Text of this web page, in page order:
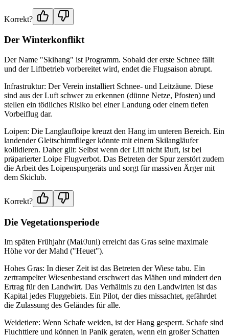
Korrekt?
Der Winterkonflikt
Der Name "Skihang" ist Programm. Sobald der erste Schnee fällt
und der Liftbetrieb vorbereitet wird, endet die Flugsaison abrupt.
Infrastruktur: Der Verein installiert Schnee- und Leitzäune. Diese
sind aus der Luft schwer zu erkennen (dünne Netze, Pfosten) und
stellen ein tödliches Risiko bei einer Landung oder einem tiefen
Vorbeiflug dar.
Loipen: Die Langlaufloipe kreuzt den Hang im unteren Bereich. Ein
landender Gleitschirmflieger könnte mit einem Skilangläufer
kollidieren. Daher gilt: Selbst wenn der Lift nicht läuft, ist bei
präparierter Loipe Flugverbot. Das Betreten der Spur zerstört zudem
die Arbeit des Loipenspurgeräts und sorgt für massiven Ärger mit
dem Skiclub.
Korrekt?
Die Vegetationsperiode
Im späten Frühjahr (Mai/Juni) erreicht das Gras seine maximale
Höhe vor der Mahd ("Heuet").
Hohes Gras: In dieser Zeit ist das Betreten der Wiese tabu. Ein
zertrampelter Wiesenbestand erschwert das Mähen und mindert den
Ertrag für den Landwirt. Das Verhältnis zu den Landwirten ist das
Kapital jedes Fluggebiets. Ein Pilot, der dies missachtet, gefährdet
die Zulassung des Geländes für alle.
Weidetiere: Wenn Schafe weiden, ist der Hang gesperrt. Schafe sind
Fluchttiere und können in Panik geraten, wenn ein großer Schatten